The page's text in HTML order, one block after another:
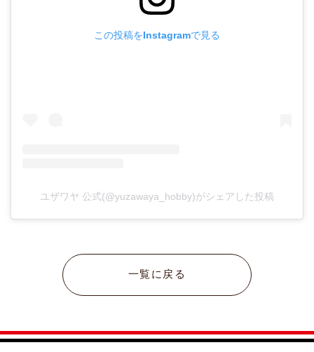
この投稿をInstagramで見る
ユザワヤ 公式(@yuzawaya_hobby)がシェアした投稿
一覧に戻る